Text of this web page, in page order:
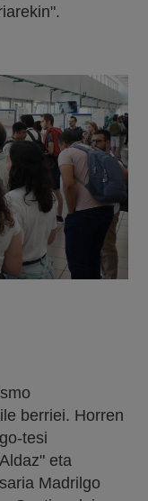
berriei. Horren
tesi
eta
Madrilgo